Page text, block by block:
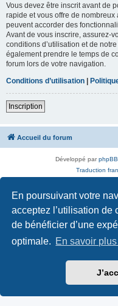
En poursuivant votre
acceptez l’utilisation de
de bénéficier d’une
optimale. En savoir
Vous devez être inscrit avant de
rapide et vous offre de
peuvent accorder des
Avant de vous inscrire, assurez-
conditions d’utilisation et de
également prendre le temps de
forum lors de votre navigation.
Conditions d’utilisation |
Inscription
Accueil du forum
Développé parphpBB
Traduction